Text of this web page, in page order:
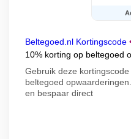
Beltegoed.nl Kortingscode
10% korting op beltegoed
Gebruik deze
beltegoed
en bespaar direct